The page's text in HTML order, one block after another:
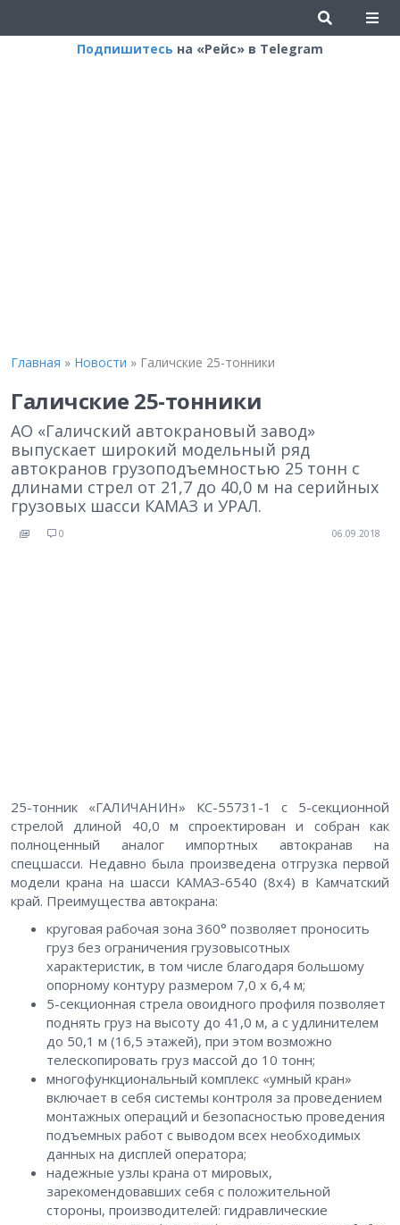
Подпишитесь на «Рейс» в Telegram
Главная » Новости » Галичские 25-тонники
Галичские 25-тонники
АО «Галичский автокрановый завод»
выпускает широкий модельный ряд
автокранов грузоподъемностью 25 тонн с
длинами стрел от 21,7 до 40,0 м на серийных
грузовых шасси КАМАЗ и УРАЛ.
0 06.09.2018
25-тонник «ГАЛИЧАНИН» КС-55731-1 с 5-секционной
стрелой длиной 40,0 м спроектирован и собран как
полноценный аналог импортных автокранав на
спецшасси. Недавно была произведена отгрузка первой
модели крана на шасси КАМАЗ-6540 (8х4) в Камчатский
край. Преимущества автокрана:
круговая рабочая зона 360° позволяет проносить
груз без ограничения грузовысотных
характеристик, в том числе благодаря большому
опорному контуру размером 7,0 х 6,4 м;
5-секционная стрела овоидного профиля позволяет
поднять груз на высоту до 41,0 м, а с удлинителем
до 50,1 м (16,5 этажей), при этом возможно
телескопировать груз массой до 10 тонн;
многофункциональный комплекс «умный кран»
включает в себя системы контроля за проведением
монтажных операций и безопасностью проведения
подъемных работ с выводом всех необходимых
данных на дисплей оператора;
надежные узлы крана от мировых,
зарекомендовавших себя с положительной
стороны, производителей: гидравлические